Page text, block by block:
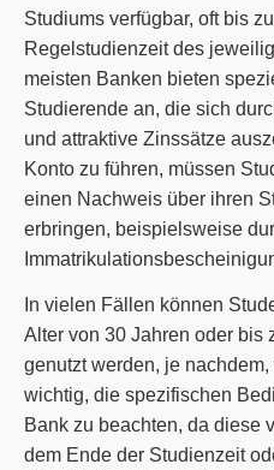
Studiums verfügbar, oft bis
Regelstudienzeit des
meisten Banken bieten
Studierende an, die sich
und attraktive Zinssätze
Konto zu führen, müssen
einen Nachweis über ihren
erbringen, beispielsweise
In vielen Fällen können
Alter von 30 Jahren oder bis
genutzt werden, je
wichtig, die spezifischen
Bank zu beachten, da diese
dem Ende der Studienzeit